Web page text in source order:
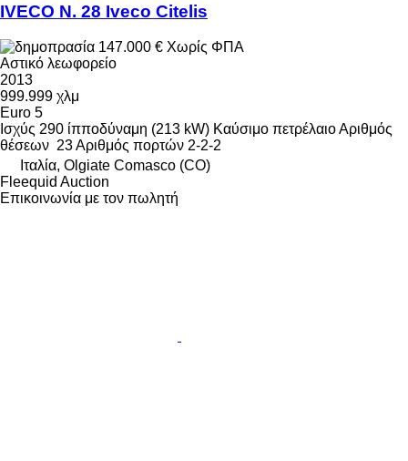
IVECO N. 28 Iveco Citelis
147.000 € Χωρίς ΦΠΑ
Αστικό λεωφορείο
2013
999.999 χλμ
Euro 5
Ισχύς 290 ίπποδύναμη (213 kW) Καύσιμο πετρέλαιοΑριθμός
θέσεων 23Αριθμός πορτών 2-2-2
Ιταλία, Olgiate Comasco (CO)
Fleequid Auction
Επικοινωνία με τον πωλητή